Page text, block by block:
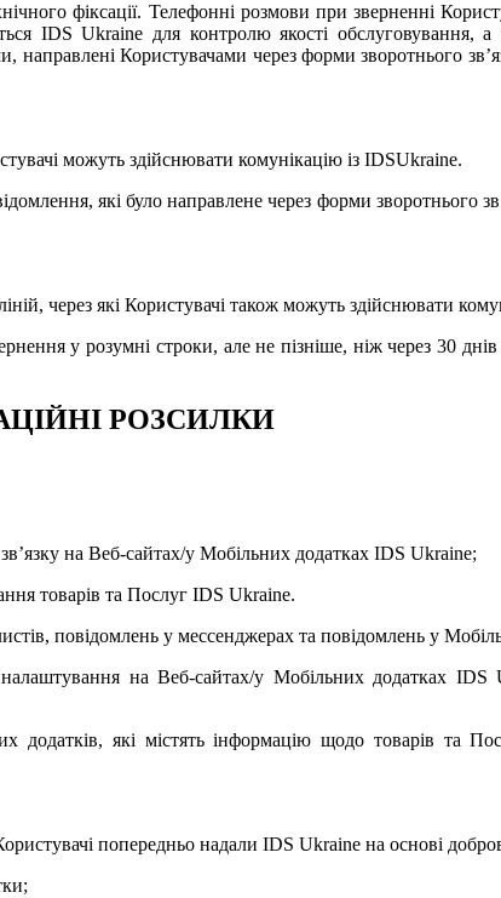
фіксації. Телефонні розмови при зверненні
IDS Ukraine для контролю якості обслуговування,
направлені Користувачами через форми зворотнього
можуть здійснювати комунікацію із IDSUkraine.
які було направлене через форми зворотнього
через які Користувачі також можуть здійснювати
у розумні строки, але не пізніше, ніж через 30
РОЗСИЛКИ
на Веб-сайтах/у Мобільних додатках IDS Ukraine;
товарів та Послуг IDS Ukraine.
повідомлень у мессенджерах та повідомлень у
на Веб-сайтах/у Мобільних додатках IDS
додатків, які містять інформацію щодо товарів та
попередньо надали IDS Ukraine на основі